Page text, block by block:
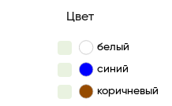
Цвет
белый
синий
коричневый